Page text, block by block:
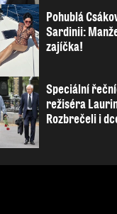
Pohublá
Sardinii:
zajíčka!
Speciální
režiséra
Rozbrečeli i